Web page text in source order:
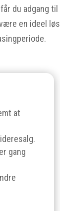
du adgang
en ideel
at
gang